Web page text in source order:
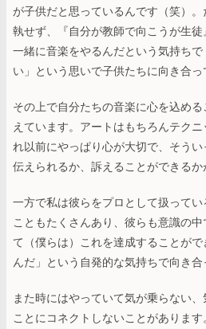
が子供だと思っているんです（笑）
執せず、『自分が教師で向こうが生徒
一緒に音楽をやるんだという気持ち
い」という思いで子供たちに向き合っ
その上で自分たちの音楽に心を込め
えています。アートはもちろんテク
れ以前にやっぱり心が大切で、そう
伝えられるか、訴えることができるか
一方で私は彼らをプロとして扱って
こともたくさんあり、彼らも意識の
て（僕らは）これを達成することが
んだ」という自発的な気持ちで向き合
また時にはやっていて気が乗らない
ことにコネクトしないことがありま